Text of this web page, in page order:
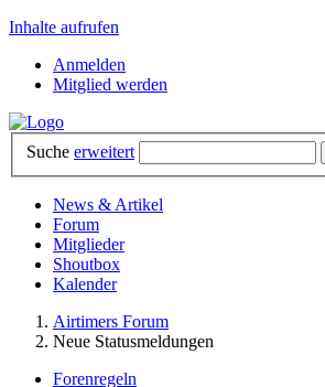
Inhalte aufrufen
Anmelden
Mitglied werden
Suche erweitert
News & Artikel
Forum
Mitglieder
Shoutbox
Kalender
Airtimers Forum
Neue Statusmeldungen
Forenregeln